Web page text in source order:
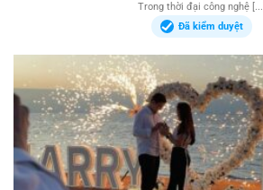
Trong thời đại công nghệ [...]
Đã kiểm duyệt